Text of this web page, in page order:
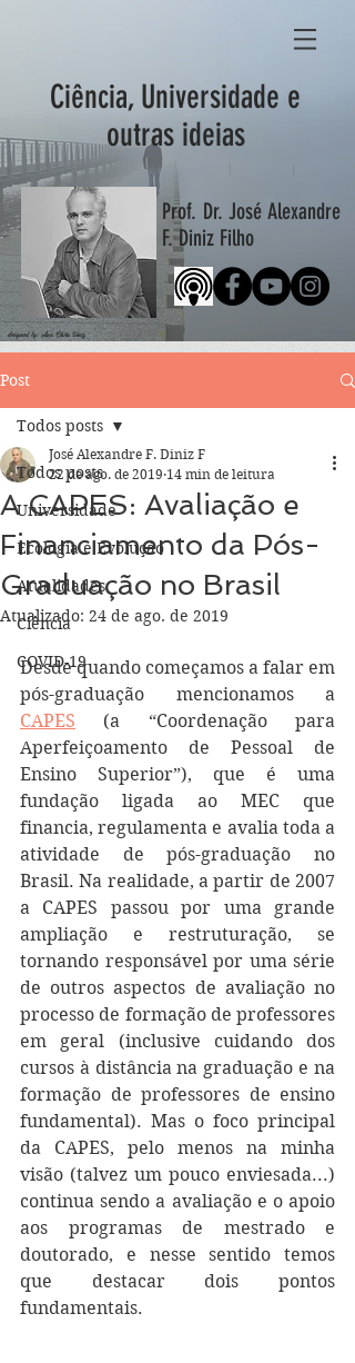
Ciência, Universidade e
outras ideias
Prof. Dr. José Alexandre
F. Diniz Filho
designed by: Ana Clara Diniz
Post
Todos posts
Universidade
Ecologia e Evolução
Atualidades
Ciência
COVID-19
Todos posts
A CAPES: Avaliação e
Financiamento da Pós-
Graduação no Brasil
José Alexandre F. Diniz F
22 de ago. de 2019 14 min de leitura
Atualizado: 24 de ago. de 2019
Desde quando começamos a falar em
CAPES (a “Coordenação para
Aperfeiçoamento de Pessoal de
Ensino Superior”), que é uma
fundação ligada ao MEC que
financia, regulamenta e avalia toda a
atividade de pós-graduação no
Brasil. Na realidade, a partir de 2007
a CAPES passou por uma grande
ampliação e restruturação, se
tornando responsável por uma série
de outros aspectos de avaliação no
processo de formação de professores
em geral (inclusive cuidando dos
cursos à distância na graduação e na
formação de professores de ensino
fundamental). Mas o foco principal
da CAPES, pelo menos na minha
visão (talvez um pouco enviesada...)
continua sendo a avaliação e o apoio
aos programas de mestrado e
doutorado, e nesse sentido temos
que destacar dois pontos
fundamentais.